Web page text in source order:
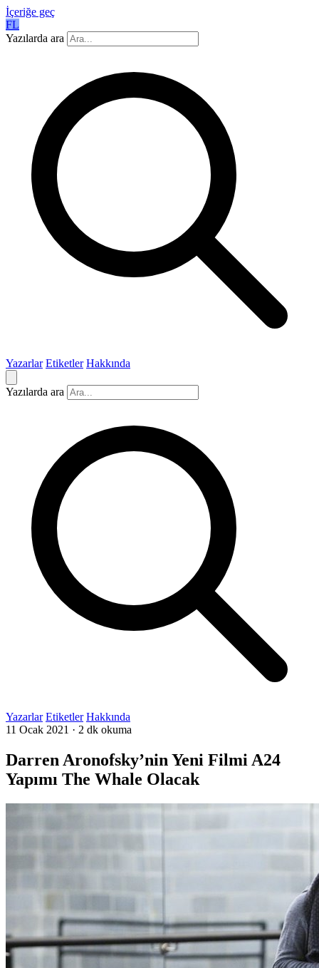
İçeriğe geç
FL
Yazılarda ara
Yazarlar Etiketler Hakkında
Yazılarda ara
Yazarlar Etiketler Hakkında
11 Ocak 2021 · 2 dk okuma
Darren Aronofsky’nin Yeni Filmi A24
Yapımı The Whale Olacak